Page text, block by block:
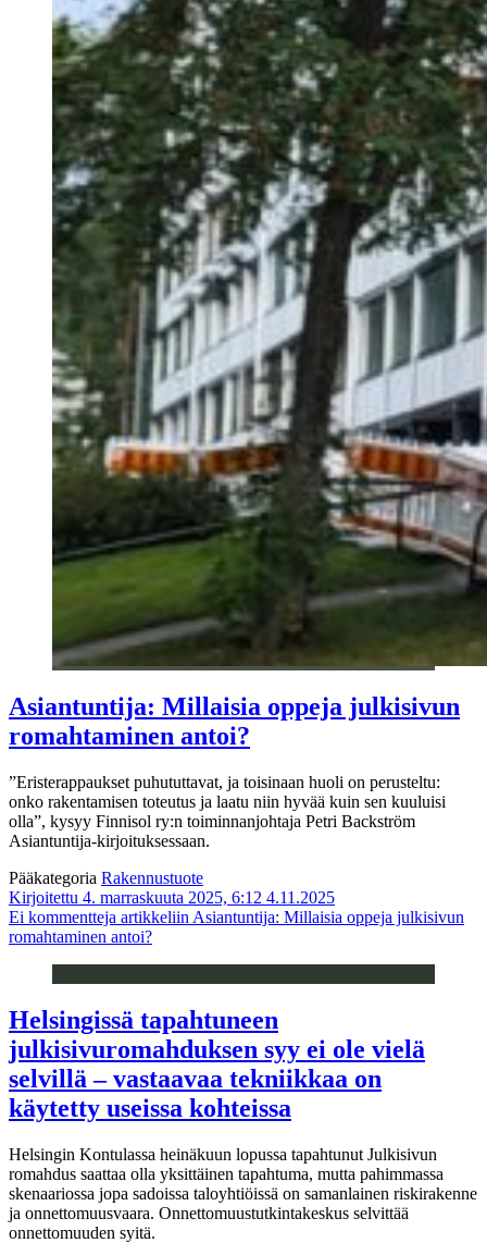
Asiantuntija: Millaisia oppeja julkisivun
romahtaminen antoi?
”Eristerappaukset puhututtavat, ja toisinaan huoli on perusteltu:
onko rakentamisen toteutus ja laatu niin hyvää kuin sen kuuluisi
olla”, kysyy Finnisol ry:n toiminnanjohtaja Petri Backström
Asiantuntija-kirjoituksessaan.
Pääkategoria Rakennustuote
Kirjoitettu 4. marraskuuta 2025, 6:12 4.11.2025
Ei kommentteja artikkeliin Asiantuntija: Millaisia oppeja julkisivun
romahtaminen antoi?
Helsingissä tapahtuneen
julkisivuromahduksen syy ei ole vielä
selvillä – vastaavaa tekniikkaa on
käytetty useissa kohteissa
Helsingin Kontulassa heinäkuun lopussa tapahtunut Julkisivun
romahdus saattaa olla yksittäinen tapahtuma, mutta pahimmassa
skenaariossa jopa sadoissa taloyhtiöissä on samanlainen riskirakenne
ja onnettomuusvaara. Onnettomuustutkintakeskus selvittää
onnettomuuden syitä.